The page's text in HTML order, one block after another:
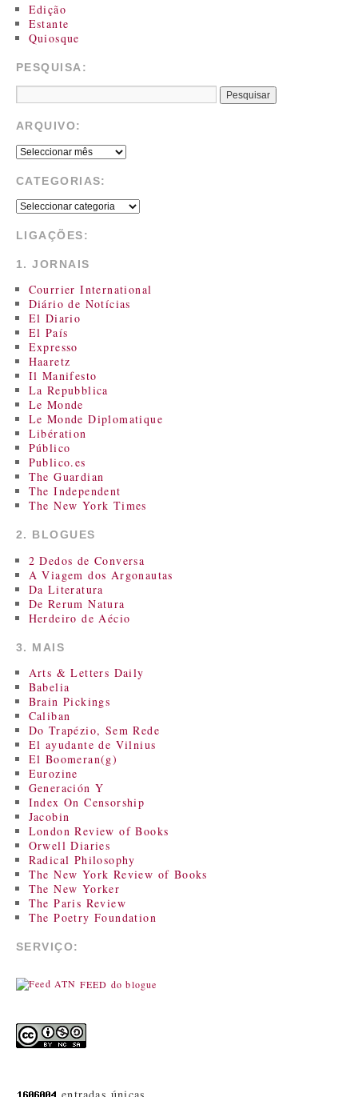
Edição
Estante
Quiosque
PESQUISA:
ARQUIVO:
CATEGORIAS:
LIGAÇÕES:
1. JORNAIS
Courrier International
Diário de Notícias
El Diario
El País
Expresso
Haaretz
Il Manifesto
La Repubblica
Le Monde
Le Monde Diplomatique
Libération
Público
Publico.es
The Guardian
The Independent
The New York Times
2. BLOGUES
2 Dedos de Conversa
A Viagem dos Argonautas
Da Literatura
De Rerum Natura
Herdeiro de Aécio
3. MAIS
Arts & Letters Daily
Babelia
Brain Pickings
Caliban
Do Trapézio, Sem Rede
El ayudante de Vilnius
El Boomeran(g)
Eurozine
Generación Y
Index On Censorship
Jacobin
London Review of Books
Orwell Diaries
Radical Philosophy
The New York Review of Books
The New Yorker
The Paris Review
The Poetry Foundation
SERVIÇO:
FEED do blogue